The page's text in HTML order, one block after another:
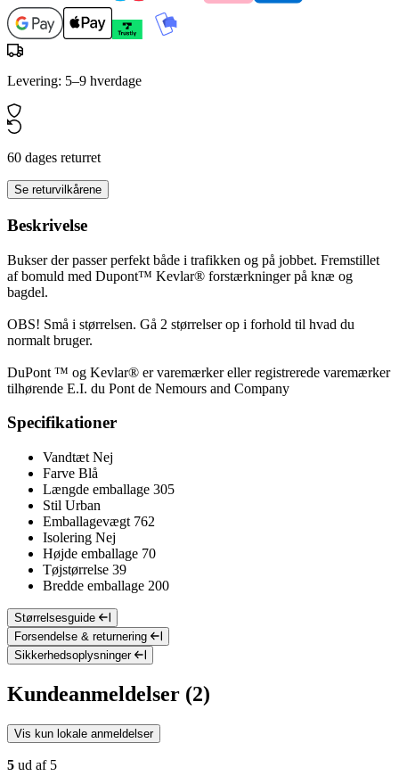
Levering: 5–9 hverdage
60 dages returret
Se returvilkårene
Beskrivelse
Bukser der passer perfekt både i trafikken og på jobbet. Fremstillet
af bomuld med Dupont™ Kevlar® forstærkninger på knæ og
bagdel.
OBS! Små i størrelsen. Gå 2 størrelser op i forhold til hvad du
normalt bruger.
DuPont ™ og Kevlar® er varemærker eller registrerede varemærker
tilhørende E.I. du Pont de Nemours and Company
Specifikationer
Vandtæt Nej
Farve Blå
Længde emballage 305
Stil Urban
Emballagevægt 762
Isolering Nej
Højde emballage 70
Tøjstørrelse 39
Bredde emballage 200
Størrelsesguide
Forsendelse & returnering
Sikkerhedsoplysninger
Kundeanmeldelser (2)
Vis kun lokale anmeldelser
5 ud af 5